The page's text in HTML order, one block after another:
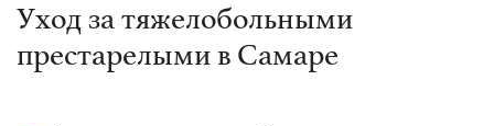
Уход за тяжелобольными
престарелыми в Самаре